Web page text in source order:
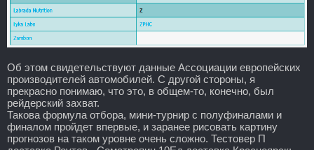
Об этом свидетельствуют данные Ассоциации европейских
производителей автомобилей. С другой стороны, я
прекрасно понимаю, что это, в общем-то, конечно, был
рейдерский захват.
Такова формула отбора, мини-турнир с полуфиналами и
финалом пройдет впервые, и заранее рисовать картину
прогнозов на таком уровне очень сложно. Тестовер П